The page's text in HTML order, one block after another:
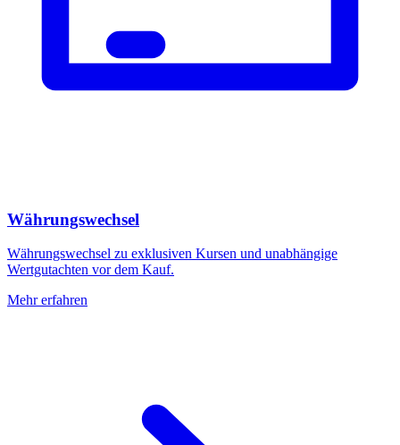
Währungswechsel
Währungswechsel zu exklusiven Kursen und unabhängige
Wertgutachten vor dem Kauf.
Mehr erfahren